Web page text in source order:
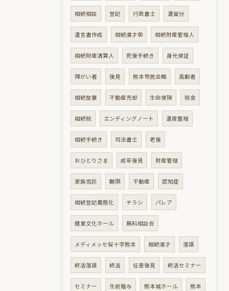
相続相談 登記 行政書士 遺留分
遺言書作成 相続漫才® 相続財産管理人
相続財産清算人 死後手続き 身元保証
障がい者 後見 熊本市民会館 高齢者
相続放棄 不動産売却 生命保険 税金
相続税 エンディングノート 遺産整理
相続手続き 司法書士 老後
おひとりさま 成年後見 財産管理
家族信託 期限 不動産 認知症
相続登記義務化 チラシ パレア
健軍文化ホール 無料相談会
メディメッセ桜十字熊本 相続漫才 落語
終活落語 終活 任意後見 終活セミナー
セミナー 生前贈与 熊本城ホール 熊本